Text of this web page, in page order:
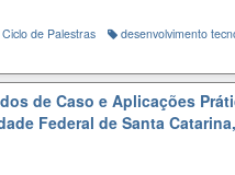
Ciclo de Palestras desenvolvimento
de Caso e Aplicações
Federal de Santa